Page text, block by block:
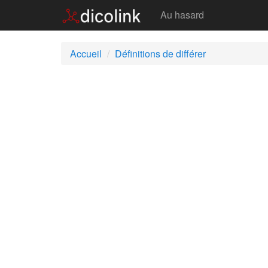
Au hasard
Accueil Définitions de différer
Différer